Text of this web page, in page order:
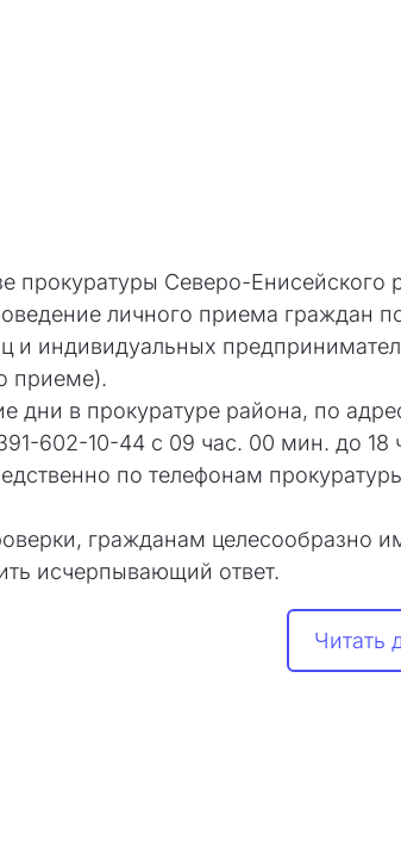
прокуратуры Северо-Енисейского
личного приема граждан
и индивидуальных
приеме).
в прокуратуре района, по
602-10-44 с 09 час. 00 мин. до 18
по телефонам
гражданам целесообразно
исчерпывающий ответ.
Читать